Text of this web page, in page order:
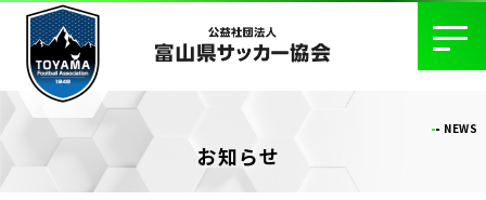
NEWS
お知らせ